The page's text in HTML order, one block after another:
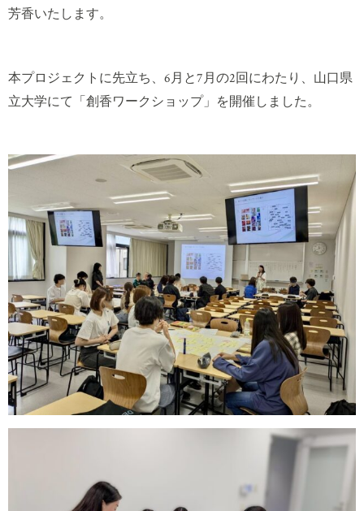
芳香いたします。
本プロジェクトに先立ち、6月と7月の2回にわたり、山口県
立大学にて「創香ワークショップ」を開催しました。